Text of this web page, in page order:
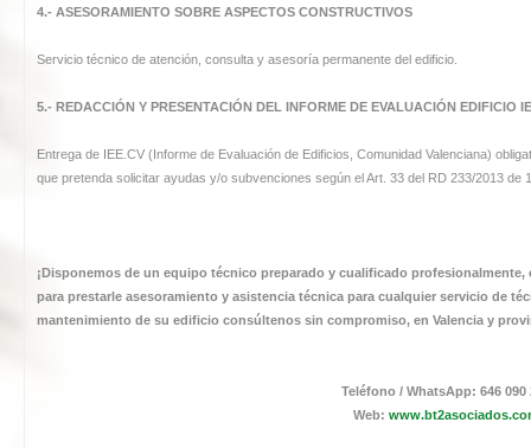
4.- ASESORAMIENTO SOBRE ASPECTOS CONSTRUCTIVOS
Servicio técnico de atención, consulta y asesoría permanente del edificio.
5.- REDACCIÓN Y PRESENTACIÓN DEL INFORME DE EVALUACIÓN EDIFICIO
Entrega de IEE.CV (Informe de Evaluación de Edificios, Comunidad Valenciana)
que pretenda solicitar ayudas y/o subvenciones según el Art. 33 del RD 233/2013 de
¡Disponemos de un equipo técnico preparado y cualificado
para prestarle asesoramiento y asistencia técnica para cualquier servicio de
mantenimiento de su edificio consúltenos sin compromiso, en Valencia y
Teléfono / WhatsApp: 646 090
Web: